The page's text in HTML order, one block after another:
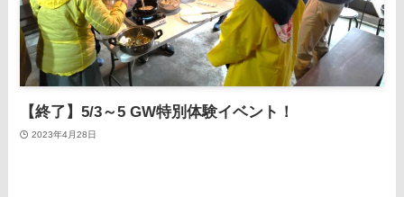
【終了】5/3～5 GW特別体験イベント！
2023年4月28日